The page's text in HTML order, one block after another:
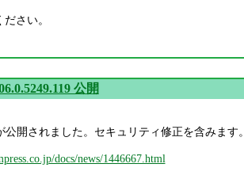
さい。
公開
公開されました。セキュリティ修正を含みます。
docs/news/1446667.html